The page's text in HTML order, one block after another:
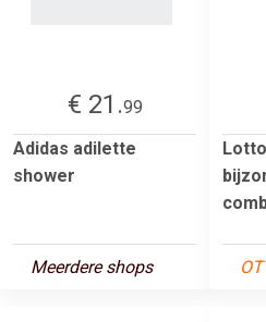
€ 21.99
Adidas adilette
shower
Meerdere shops